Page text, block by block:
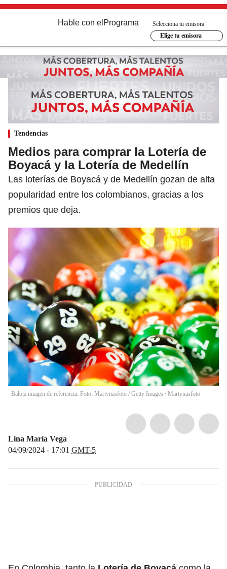
Hable con el Programa
Selecciona tu emisora
Elige tu emisora
Tendencias
Medios para comprar la Lotería de
Boyacá y la Lotería de Medellín
Las loterías de Boyacá y de Medellín gozan de alta
popularidad entre los colombianos, gracias a los
premios que deja.
Balota imagen de referencia. Foto: Martynasfoto / Getty Images / Martynasfoto
Lina María Vega
04/09/2024 - 17:01 GMT-5